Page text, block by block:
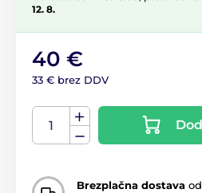
12. 8.
40 €
33 € brez DDV
Brezplačna dostava od